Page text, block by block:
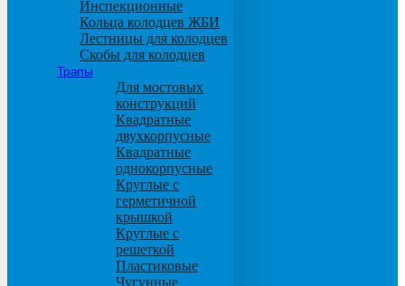
Инспекционные
Кольца колодцев ЖБИ
Лестницы для колодцев
Скобы для колодцев
Трапы
Для мостовых
конструкций
Квадратные
двухкорпусные
Квадратные
однокорпусные
Круглые с
герметичной
крышкой
Круглые с
решеткой
Пластиковые
Чугунные